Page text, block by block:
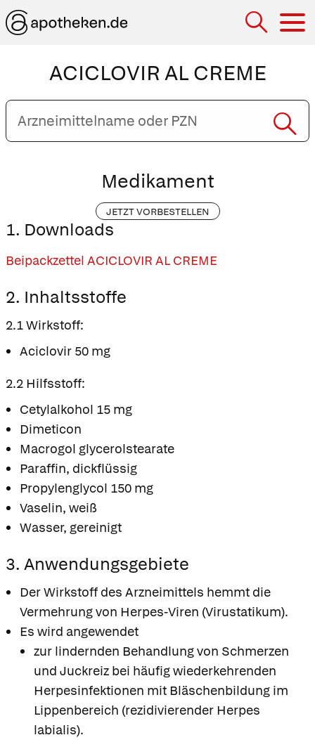
ACICLOVIR AL CREME
Arzneimittelname
oder
PZN
Medikament
JETZT VORBESTELLEN
1. Downloads
Beipackzettel ACICLOVIR AL CREME
2. Inhaltsstoffe
2.1 Wirkstoff:
Aciclovir 50 mg
2.2 Hilfsstoff:
Cetylalkohol 15 mg
Dimeticon
Macrogol glycerolstearate
Paraffin, dickflüssig
Propylenglycol 150 mg
Vaselin, weiß
Wasser, gereinigt
3. Anwendungsgebiete
Der Wirkstoff des Arzneimittels hemmt die
Vermehrung von Herpes-Viren (Virustatikum).
Es wird angewendet
zur lindernden Behandlung von Schmerzen
und Juckreiz bei häufig wiederkehrenden
Herpesinfektionen mit Bläschenbildung im
Lippenbereich (rezidivierender Herpes
labialis).